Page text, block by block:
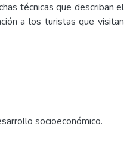
técnicas que describan el
a los turistas que visitan
socioeconómico.